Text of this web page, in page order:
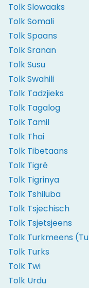
Tolk Slowaaks
Tolk Somali
Tolk Spaans
Tolk Sranan
Tolk Susu
Tolk Swahili
Tolk Tadzjieks
Tolk Tagalog
Tolk Tamil
Tolk Thai
Tolk Tibetaans
Tolk Tigré
Tolk Tigrinya
Tolk Tshiluba
Tolk Tsjechisch
Tolk Tsjetsjeens
Tolk Turkmeens
Tolk Turks
Tolk Twi
Tolk Urdu